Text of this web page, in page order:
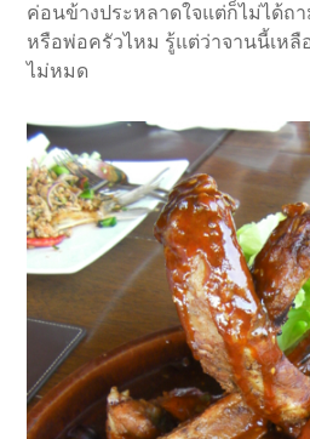
ค่อนข้างประหลาดใจแต่ก็ไม่ได้ถ
หรือพ่อครัวไหม รู้แต่ว่าจานนี้เห
ไม่หมด